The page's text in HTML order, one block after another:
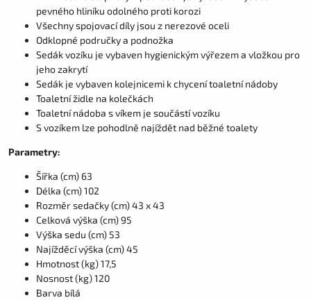
pevného hliníku odolného proti korozi
Všechny spojovací díly jsou z nerezové oceli
Odklopné područky a podnožka
Sedák vozíku je vybaven hygienickým výřezem a vložkou pro
jeho zakrytí
Sedák je vybaven kolejnicemi k chycení toaletní nádoby
Toaletní židle na kolečkách
Toaletní nádoba s víkem je součástí vozíku
S vozíkem lze pohodlně najíždět nad běžné toalety
Parametry:
Šířka (cm) 63
Délka (cm) 102
Rozměr sedačky (cm) 43 x 43
Celková výška (cm) 95
Výška sedu (cm) 53
Najížděcí výška (cm) 45
Hmotnost (kg) 17,5
Nosnost (kg) 120
Barva bílá